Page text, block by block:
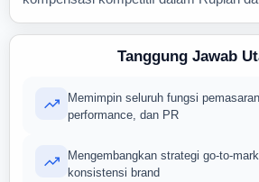
Tanggung Jawab
Memimpin seluruh fungsi
performance, dan PR
Mengembangkan strategi go-to-
konsistensi brand